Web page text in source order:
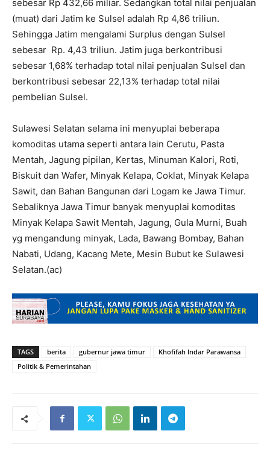
sebesar Rp 432,66 miliar. Sedangkan total nilai penjualan
(muat) dari Jatim ke Sulsel adalah Rp 4,86 triliun.
Sehingga Jatim mengalami Surplus dengan Sulsel
sebesar Rp. 4,43 triliun. Jatim juga berkontribusi
sebesar 1,68% terhadap total nilai penjualan Sulsel dan
berkontribusi sebesar 22,13% terhadap total nilai
pembelian Sulsel.
Sulawesi Selatan selama ini menyuplai beberapa
komoditas utama seperti antara lain Cerutu, Pasta
Mentah, Jagung pipilan, Kertas, Minuman Kalori, Roti,
Biskuit dan Wafer, Minyak Kelapa, Coklat, Minyak Kelapa
Sawit, dan Bahan Bangunan dari Logam ke Jawa Timur.
Sebaliknya Jawa Timur banyak menyuplai komoditas
Minyak Kelapa Sawit Mentah, Jagung, Gula Murni, Buah
yg mengandung minyak, Lada, Bawang Bombay, Bahan
Nabati, Udang, Kacang Mete, Mesin Bubut ke Sulawesi
Selatan.(ac)
TAGS berita gubernur jawa timur
Khofifah Indar Parawansa
Politik & Pemerintahan